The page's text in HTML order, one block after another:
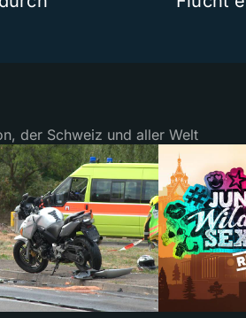
der Schweiz und aller Welt